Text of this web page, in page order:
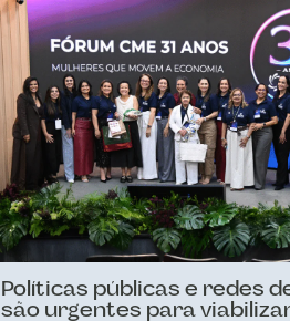
Políticas públicas e redes
são urgentes para